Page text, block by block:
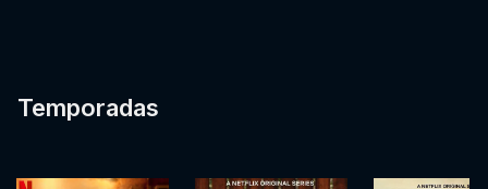
Temporadas